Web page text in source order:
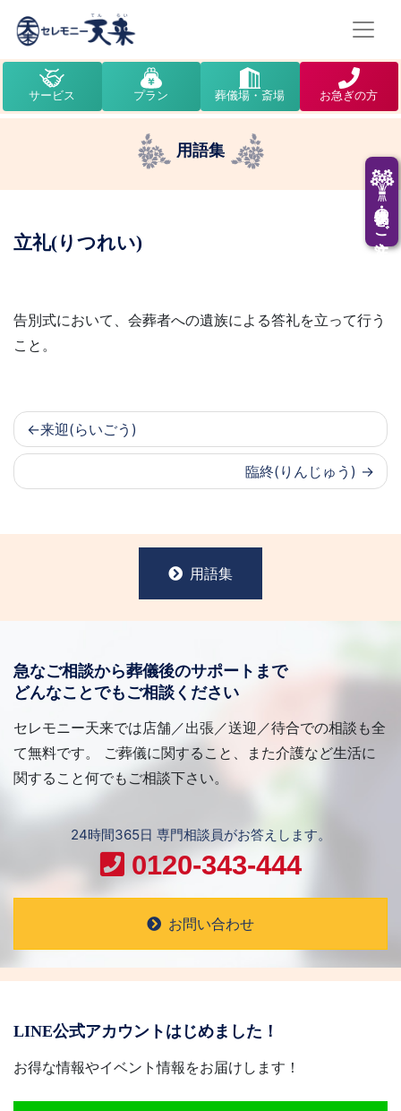
供花・供物のご注文
サービス プラン 葬儀場・斎場 お急ぎの方
用語集
立礼(りつれい)
告別式において、会葬者への遺族による答礼を立って行う
こと。
来迎(らいごう)
臨終(りんじゅう)
用語集
急なご相談から葬儀後のサポートまで
どんなことでもご相談ください
セレモニー天来では店舗／出張／送迎／待合での相談も全
て無料です。 ご葬儀に関すること、また介護など生活に
関すること何でもご相談下さい。
24時間365日 専門相談員がお答えします。
0120-343-444
お問い合わせ
LINE公式アカウントはじめました！
お得な情報やイベント情報をお届けします！